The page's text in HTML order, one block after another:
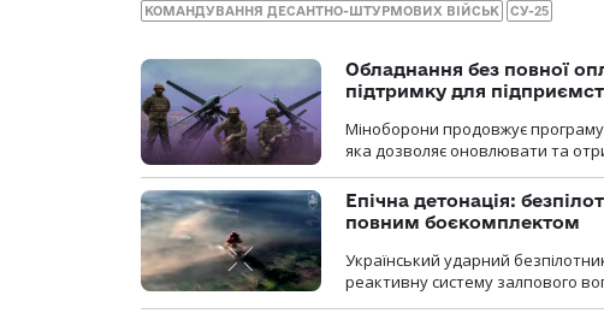
КОМАНДУВАННЯ ДЕСАНТНО-ШТУРМОВИХ ВІЙСЬК СУ-25
Обладнання без повної
підтримку для
Міноборони продовжує програму
яка дозволяє оновлювати та
Епічна детонація:
повним боєкомплектом
Український ударний
реактивну систему залпового